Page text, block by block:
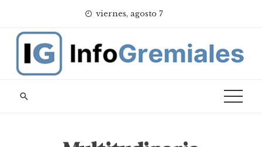
content
viernes, agosto 7